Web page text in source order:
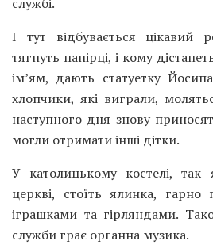
І тут відбувається цікавий
тягнуть папірці, і кому
ім’ям, дають статуетку
хлопчики, які виграли,
наступного дня знову
могли отримати інші дітки.
У католицькому костелі, так
церкві, стоїть ялинка,
іграшками та гірляндами.
служби грає органна музика.